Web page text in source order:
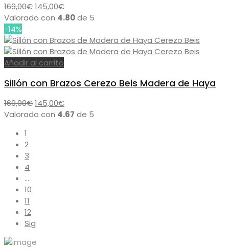
169,00€El
precio
era:
169,00€.
145,00€El
precio
es:
145,00€.
Valorado con 4.80de 5
-14%
Añadir al carrito
Sillón con Brazos Cerezo Beis Madera de Haya
169,00€El
precio
145,00€El
precio
Valorado con 4.67 de 5
1
2
3
4
…
10
11
12
Sig